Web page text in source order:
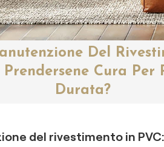
Del
Cura Per
Durata?
del rivestimento in